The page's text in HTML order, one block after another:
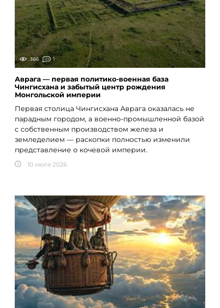
366 1
Аврага — первая политико-военная база
Чингисхана и забытый центр рождения
Монгольской империи
Первая столица Чингисхана Аврага оказалась не
парадным городом, а военно-промышленной базой
с собственным производством железа и
земледелием — раскопки полностью изменили
представление о кочевой империи.
10 июля 2026